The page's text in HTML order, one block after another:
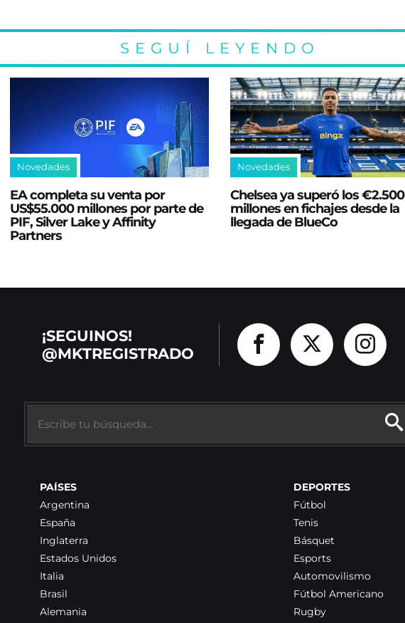
SEGUÍ LEYENDO
Novedades
EA completa su venta por
US$55.000 millones por parte de
PIF, Silver Lake y Affinity
Partners
Novedades
Chelsea ya superó los €2.500
millones en fichajes desde la
llegada de BlueCo
¡SEGUINOS!
@MKTREGISTRADO
PAÍSES
Argentina
España
Inglaterra
Estados Unidos
Italia
Brasil
Alemania
DEPORTES
Fútbol
Tenis
Básquet
Esports
Automovilismo
Fútbol Americano
Rugby